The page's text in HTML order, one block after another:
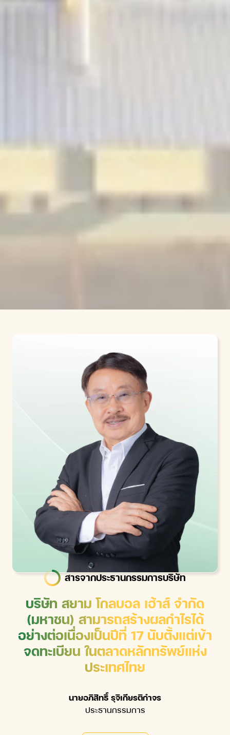
สารจากประธานเจ้าหน้าที่บริหาร
บริษัทมุ่งบริหารธุรกิจด้วยความ
รอบคอบ โดยให้ความสำคัญกับ
คุณภาพของยอดขายบริษัทสามารถ
รักษาอัตรากำไรขั้นต้นที่ระดับ 25.82%
EBITDA Margin ที่ 12.70% และมี
จำนวน 6,508.02 ล้านบาท
สารจากประธานกรรมการบริษัท
บริษัท สยาม โกลบอล เฮ้าส์ จำกัด
(มหาชน) สามารถสร้างผลกำไรได้
อย่างต่อเนื่องเป็นปีที่ 17 นับตั้งแต่เข้า
จดทะเบียน ในตลาดหลักทรัพย์แห่ง
ประเทศไทย
นายอภิสิทธิ์ รุจิเกียรติกำจร
ประธานกรรมการ
สารจากประธานเจ้าหน้าที่บริหาร
บริษัทมุ่งบริหารธุรกิจด้วยความ
รอบคอบ โดยให้ความสำคัญกับ
คุณภาพของยอดขายบริษัทสามารถ
รักษาอัตรากำไรขั้นต้นที่ระดับ 25.82%
EBITDA Margin ที่ 12.70% และมี
จำนวน 6,508.02 ล้านบาท
สารจากประธานกรรมการบริษัท
บริษัท สยาม โกลบอล เฮ้าส์ จำกัด
(มหาชน) สามารถสร้างผลกำไรได้
อย่างต่อเนื่องเป็นปีที่ 17 นับตั้งแต่เข้า
จดทะเบียน ในตลาดหลักทรัพย์แห่ง
ประเทศไทย
นายอภิสิทธิ์ รุจิเกียรติกำจร
ประธานกรรมการ